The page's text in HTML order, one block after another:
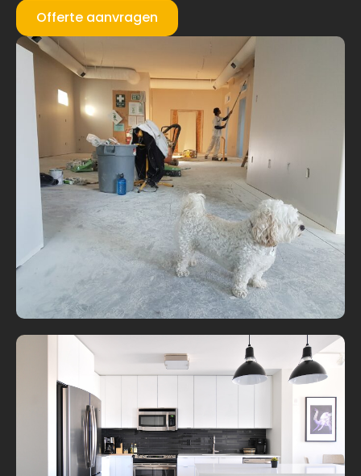
Offerte aanvragen